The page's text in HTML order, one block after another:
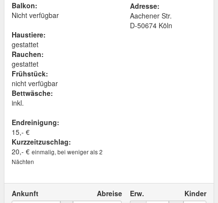
Balkon:
Nicht verfügbar
Haustiere:
gestattet
Rauchen:
gestattet
Frühstück:
nicht verfügbar
Bettwäsche:
inkl.
Endreinigung:
15,- €
Kurzzeitzuschlag:
20,- € einmalig, bei weniger als 2
Nächten
Adresse:
Aachener Str.
D-50674Köln
Ankunft Abreise Erw. Kinder